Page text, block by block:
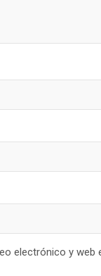
electrónico y